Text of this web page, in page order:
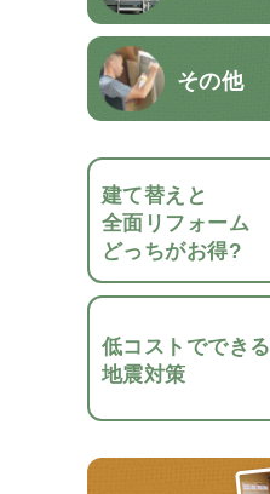
その他
建て替えと
全面リフォーム
どっちがお得?
低コストでできる
地震対策